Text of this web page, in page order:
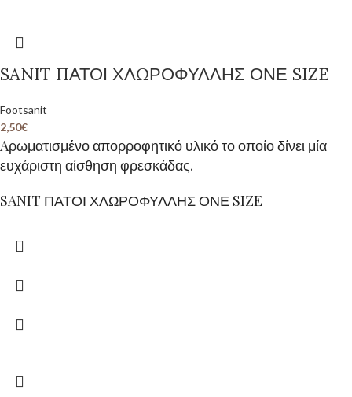
SANIT ΠΑΤΟΙ ΧΛΩΡΟΦΥΛΛΗΣ ΟΝΕ SIZE
Footsanit
2,50€
Aρωματισμένο απορροφητικό υλικό το οποίο δίνει μία
ευχάριστη αίσθηση φρεσκάδας.
SANIT ΠΑΤΟΙ ΧΛΩΡΟΦΥΛΛΗΣ ΟΝΕ SIZE